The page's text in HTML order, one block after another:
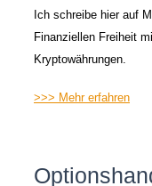
Ich schreibe hier auf
Finanziellen Freiheit
Kryptowährungen.
>>> Mehr erfahren